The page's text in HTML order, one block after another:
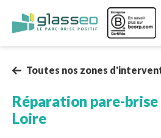
Aller
Image
Toutes nos zones
Réparation pare-brise
Loire